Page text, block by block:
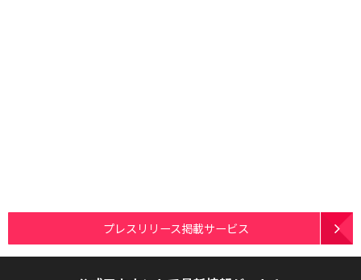
プレスリリース掲載サービス